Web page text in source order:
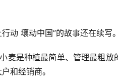
动 壤动中国”的故事还在续写
麦是种植最简单、管理最粗
和经销商。